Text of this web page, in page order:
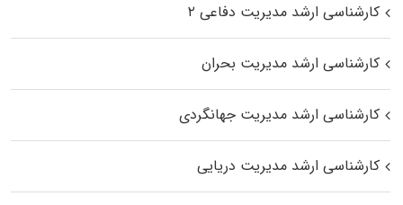
کارشناسی ارشد مدیریت دفاعی ۲
کارشناسی ارشد مدیریت بحران
کارشناسی ارشد مدیریت جهانگردی
کارشناسی ارشد مدیریت دریایی